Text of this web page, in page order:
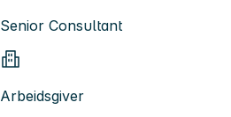
Senior Consultant
Arbeidsgiver